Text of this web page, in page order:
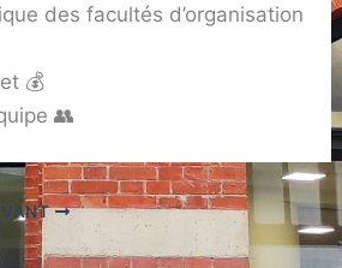
des facultés d’organisation
💰
👥